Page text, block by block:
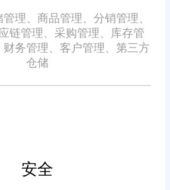
电商企业，通过该功
单匹配公路干线物
订单对接航空专线，
区域订单分配，系统
将 3000 单省内
时间从 4 小时缩短至
同步上，旺店通
自动向客户推送物流
人工告知，某太原服
方案
理、商品管理、分销管理、
链管理、采购管理、库存管
务管理、客户管理、第三方
仓储
安全